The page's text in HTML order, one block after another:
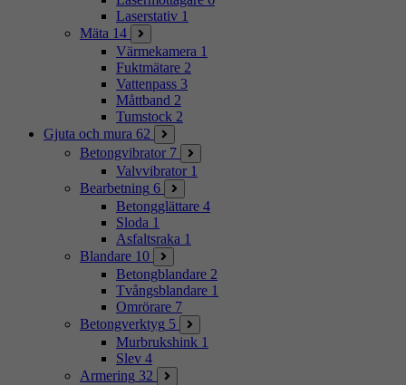
Laserstativ 1
Mäta 14
Värmekamera 1
Fuktmätare 2
Vattenpass 3
Måttband 2
Tumstock 2
Gjuta och mura 62
Betongvibrator 7
Valvvibrator 1
Bearbetning 6
Betongglättare 4
Sloda 1
Asfaltsraka 1
Blandare 10
Betongblandare 2
Tvångsblandare 1
Omrörare 7
Betongverktyg 5
Murbrukshink 1
Slev 4
Armering 32